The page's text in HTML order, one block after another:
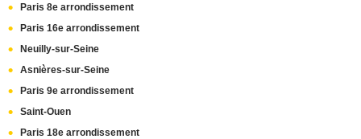
Paris 8e arrondissement
Paris 16e arrondissement
Neuilly-sur-Seine
Asnières-sur-Seine
Paris 9e arrondissement
Saint-Ouen
Paris 18e arrondissement